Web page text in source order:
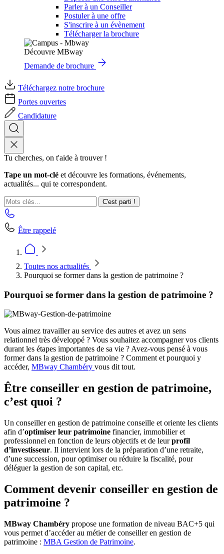
Parler à un Conseiller
Postuler à une offre
S'inscrire à un évènement
Télécharger la brochure
Découvre MBway
Demande de brochure
Téléchargez notre brochure
Portes ouvertes
Candidature
Tu cherches, on t'aide à trouver !
Tape un mot-clé et découvre les formations, événements,
actualités... qui te correspondent.
C'est parti !
Être rappelé
Toutes nos actualités
Pourquoi se former dans la gestion de patrimoine ?
Pourquoi se former dans la gestion de patrimoine ?
Vous aimez travailler au service des autres et avez un sens
relationnel très développé ? Vous souhaitez accompagner vos clients
durant les étapes importantes de sa vie ? Avez-vous pensé à vous
former dans la gestion de patrimoine ? Comment et pourquoi y
accéder, MBway Chambéry vous dit tout.
Être conseiller en gestion de patrimoine,
c’est quoi ?
Un conseiller en gestion de patrimoine conseille et oriente les clients
afin d’optimiser leur patrimoine financier, immobilier et
professionnel en fonction de leurs objectifs et de leurprofil
d’investisseur. Il intervient lors de la préparation d’une retraite,
d’une succession, pour optimiser ou réduire la fiscalité, pour
déléguer la gestion de son capital, etc.
Comment devenir conseiller en gestion de
patrimoine ?
MBway Chambéry propose une formation de niveau BAC+5 qui
vous permet d’accéder au métier de conseiller en gestion de
patrimoine : MBA Gestion de Patrimoine.